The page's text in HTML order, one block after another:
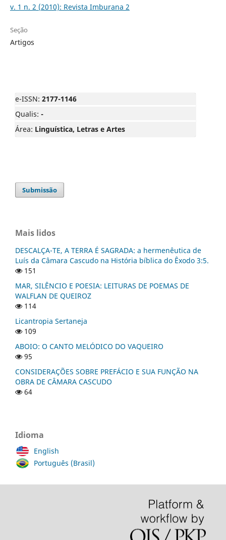
v. 1 n. 2 (2010): Revista Imburana 2
Seção
Artigos
e-ISSN: 2177-1146
Qualis: -
Área: Linguística, Letras e Artes
Submissão
Mais lidos
DESCALÇA-TE, A TERRA É SAGRADA: a hermenêutica de
Luís da Câmara Cascudo na História bíblica do Êxodo 3:5.
151
MAR, SILÊNCIO E POESIA: LEITURAS DE POEMAS DE
WALFLAN DE QUEIROZ
114
Licantropia Sertaneja
109
ABOIO: O CANTO MELÓDICO DO VAQUEIRO
95
CONSIDERAÇÕES SOBRE PREFÁCIO E SUA FUNÇÃO NA
OBRA DE CÂMARA CASCUDO
64
Idioma
English
Português (Brasil)